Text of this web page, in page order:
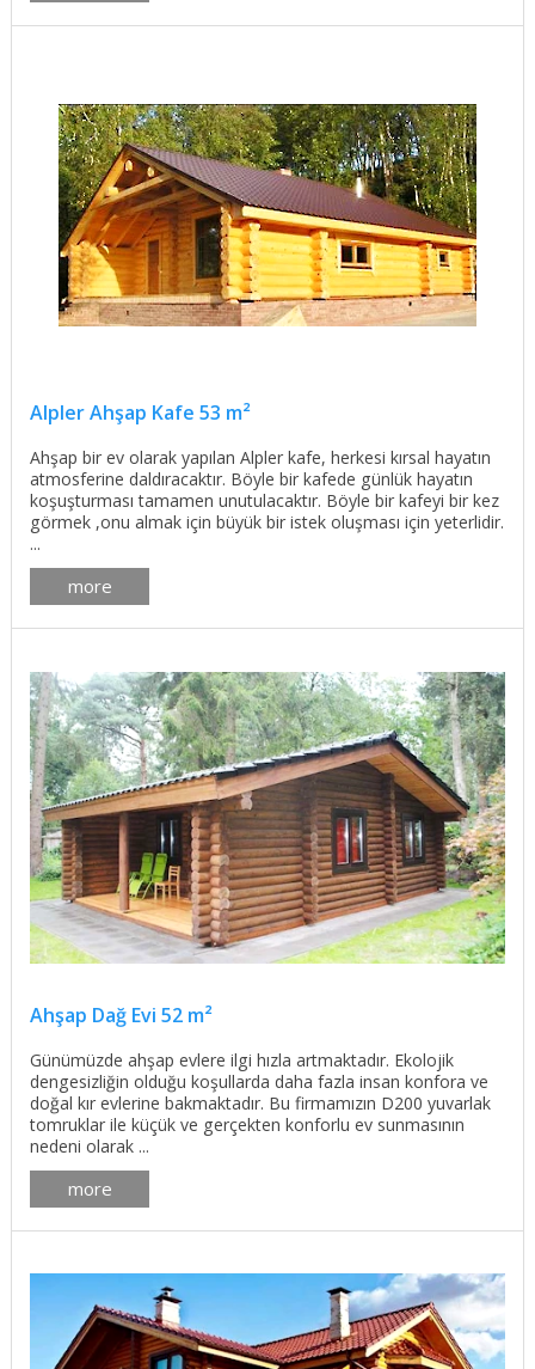
Alpler Ahşap Kafe 53 m²
Ahşap bir ev olarak yapılan Alpler kafe, herkesi kırsal hayatın
atmosferine daldıracaktır. Böyle bir kafede günlük hayatın
koşuşturması tamamen unutulacaktır. Böyle bir kafeyi bir kez
görmek ,onu almak için büyük bir istek oluşması için yeterlidir.
...
more
Ahşap Dağ Evi 52 m²
Günümüzde ahşap evlere ilgi hızla artmaktadır. Ekolojik
dengesizliğin olduğu koşullarda daha fazla insan konfora ve
doğal kır evlerine bakmaktadır. Bu firmamızın D200 yuvarlak
tomruklar ile küçük ve gerçekten konforlu ev sunmasının
nedeni olarak ...
more